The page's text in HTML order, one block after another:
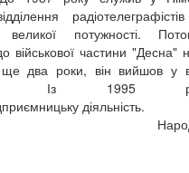
великої потужності.
військової частини "Десна"
два роки, він вийшов у
Із 1995
діяльність.